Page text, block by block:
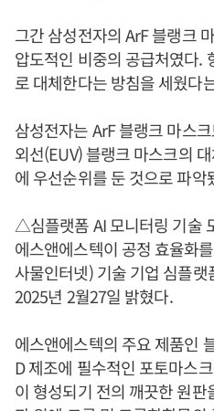
그간 삼성전자의 ArF 블랭크
압도적인 비중의 공급처였다.
로 대체한다는 방침을 세웠다
삼성전자는 ArF 블랭크 마스
외선(EUV) 블랭크 마스크의
에 우선순위를 둔 것으로 파악
△심플랫폼 AI 모니터링 기술
에스앤에스텍이 공정 효율화
사물인터넷) 기술 기업 심플
2025년 2월27일 밝혔다.
에스앤에스텍의 주요 제품인
D 제조에 필수적인 포토마스
이 형성되기 전의 깨끗한 원